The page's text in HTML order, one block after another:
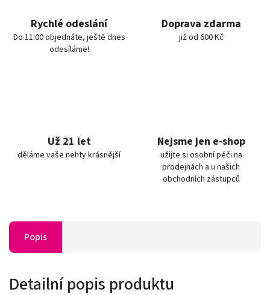
Rychlé odeslání
Do 11:00 objednáte, ještě dnes
odesíláme!
Doprava zdarma
již od 600 Kč
Už 21 let
děláme vaše nehty krásnější
Nejsme jen e-shop
užijte si osobní péči na
prodejnách a u našich
obchodních zástupců
Popis
Detailní popis produktu